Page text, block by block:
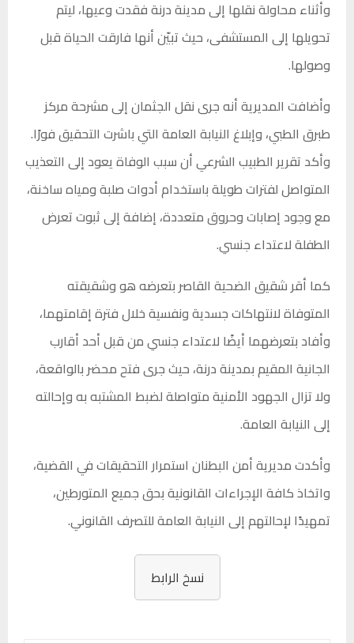
وأثناء محاولة نقلها إلى مدينة درنة فقدت وعيها، ليتم
تحويلها إلى المستشفى، حيث تبيّن أنها فارقت الحياة قبل
وصولها.
وأضافت المديرية أنه جرى نقل الجثمان إلى مشرحة مركز
طبرق الطبي، وإبلاغ النيابة العامة التي باشرت التحقيق فورًا.
وأكد تقرير الطبيب الشرعي أن سبب الوفاة يعود إلى التعذيب
المتواصل لفترات طويلة باستخدام أدوات صلبة ومياه ساخنة،
مع وجود إصابات وحروق متعددة، إضافة إلى ثبوت تعرض
الطفلة لاعتداء جنسي.
كما أقر شقيق الضحية القاصر بتعرضه هو وشقيقته
المتوفاة لانتهاكات جسدية ونفسية خلال فترة إقامتهما،
وأفاد بتعرضهما أيضًا لاعتداء جنسي من قبل أحد أقارب
الجانية المقيم بمدينة درنة، حيث جرى فتح محضر بالواقعة،
ولا تزال الجهود الأمنية متواصلة لضبط المشتبه به وإحالته
إلى النيابة العامة.
وأكدت مديرية أمن البطنان استمرار التحقيقات في القضية،
واتخاذ كافة الإجراءات القانونية بحق جميع المتورطين،
تمهيدًا لإحالتهم إلى النيابة العامة للتصرف القانوني.
نسخ الرابط